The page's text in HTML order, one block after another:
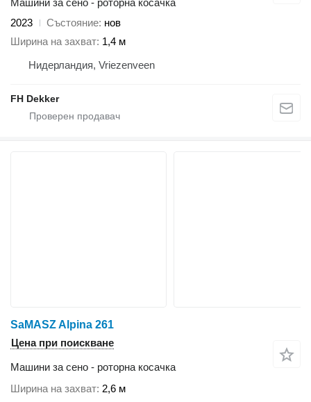
Машини за сено - роторна косачка
2023
Състояние нов
Ширина на захват 1,4 м
Нидерландия, Vriezenveen
FH Dekker
SaMASZ Alpina 261
Цена при поискване
Машини за сено - роторна косачка
Ширина на захват 2,6 м